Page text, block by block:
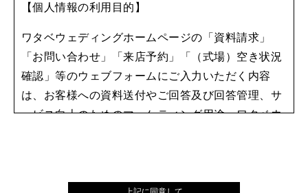
【個人情報の利用目的】
ワタベウェディングホームページの「資料請求」
「お問い合わせ」「来店予約」「（式場）空き状況
確認」等のウェブフォームにご入力いただく内容
は、お客様への資料送付やご回答及び回答管理、サ
ービス向上のためのマーケティング用途、ワタベウ
をご確認ください。